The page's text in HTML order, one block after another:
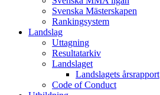
Svenska Mästerskapen
Rankingsystem
Landslag
Uttagning
Resultatarkiv
Landslaget
Landslagets årsrapport
Code of Conduct